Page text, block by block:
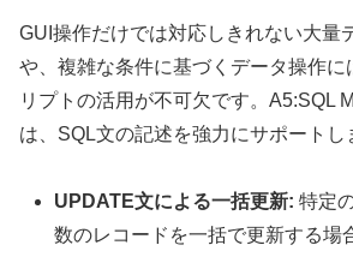
GUI操作だけでは対応しきれない大量
や、複雑な条件に基づくデータ操作に
リプトの活用が不可欠です。A5:SQL
は、SQL文の記述を強力にサポートし
UPDATE文による一括更新: 特定
数のレコードを一括で更新する場